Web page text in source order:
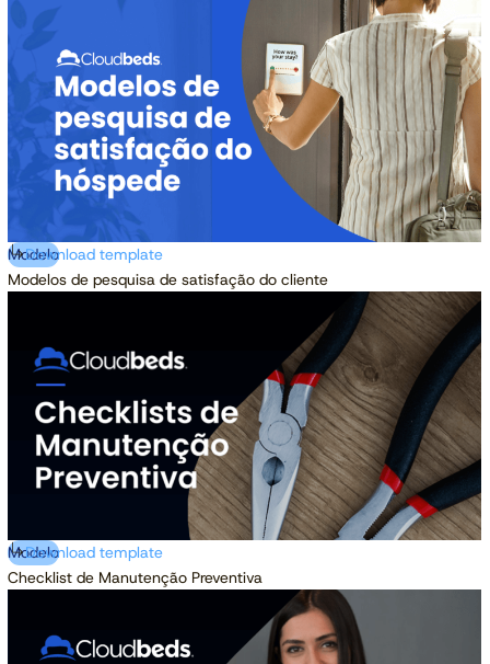
Modelo
Modelos de pesquisa de satisfação do cliente
Download template
Modelo
Checklist de Manutenção Preventiva
Download template